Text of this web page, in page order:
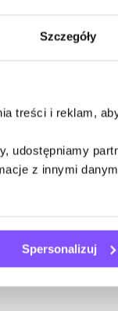
Szczegóły
treści i reklam,
udostępniamy
z innymi
Spersonalizuj
w zależności
niż w krajach
w różnych krajach.
dotyczące
W
możesz
bardziej
do
klientów
które